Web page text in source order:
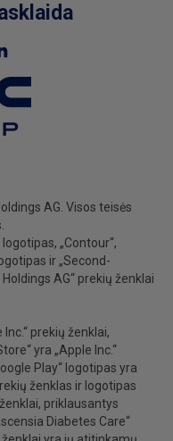
AG. Visos teisės
„Contour“,
ir „Second-
AG“ prekių ženklai
Inc.“ prekių ženklai,
yra „Apple Inc.“
Play“ logotipas yra
ženklas ir logotipas
priklausantys
Diabetes Care“